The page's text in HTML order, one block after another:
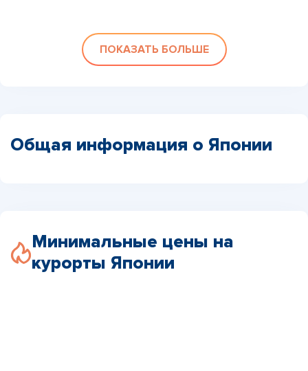
ПОКАЗАТЬ БОЛЬШЕ
Общая информация о Японии
Минимальные цены на
курорты Японии